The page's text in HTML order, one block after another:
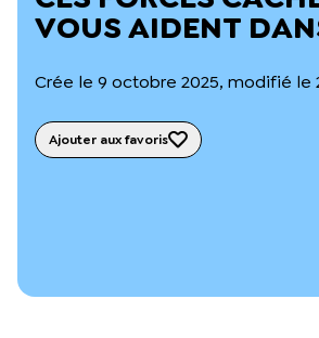
Notre documentation
Ressources pour les parents
Podcast 🎙️
L’équipe du Crips
VOUS AIDENT
Crée le 9 octobre 2025, modifié le
Ajouter aux favoris